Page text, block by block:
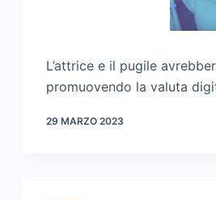
L’attrice e il pugile
promuovendo la valuta
29 MARZO 2023